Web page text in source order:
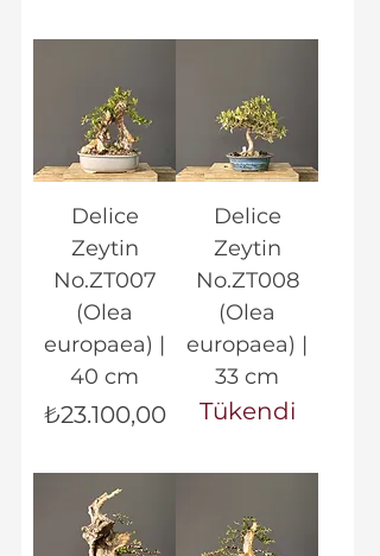
Delice
Zeytin
No.ZT007
(Olea
europaea) |
40 cm
Fiyat
₺23.100,00
Delice
Zeytin
No.ZT008
(Olea
europaea) |
33 cm
Tükendi